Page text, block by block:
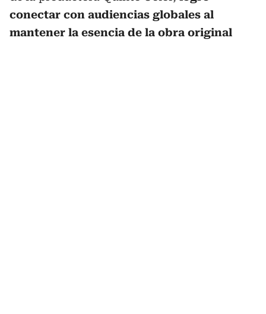
conectar con audiencias globales al
mantener la esencia de la obra original